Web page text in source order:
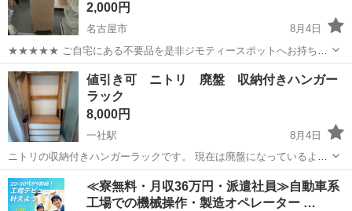
2,000円
名古屋市
8月4日
★★★★★ ご自宅にある不要品を是非ジモティースポットへお持ち込
みしませんか？ 家電、趣味・スポーツ・レジャー用品、こども用品、
衣料服飾品、生活雑貨、家具、本、CD・DVDなどが無料でまとめて持
ち込めます！ ※詳細はこ...
愛知 名古屋市 収納家具
値引き可 ニトリ 廃盤 収納付きハンガー
ラック
8,000円
一社駅
8月4日
ニトリの収納付きハンガーラックです。 現在は廃盤になっているよう
です。 引っ越しのため早く手放したいので、 早く引き取ってくださる
方には お値引きさせていただきたいと思います。 あまり使用しておら
ず、非常に美品で 目立つ...
愛知 名古屋市 一社駅 収納家具
≪寮無料・月収36万円・派遣社員≫自動車系
工場での機械操作・製造オペレーター …